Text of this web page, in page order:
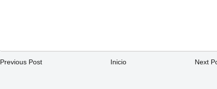
Previous Post Inicio Next